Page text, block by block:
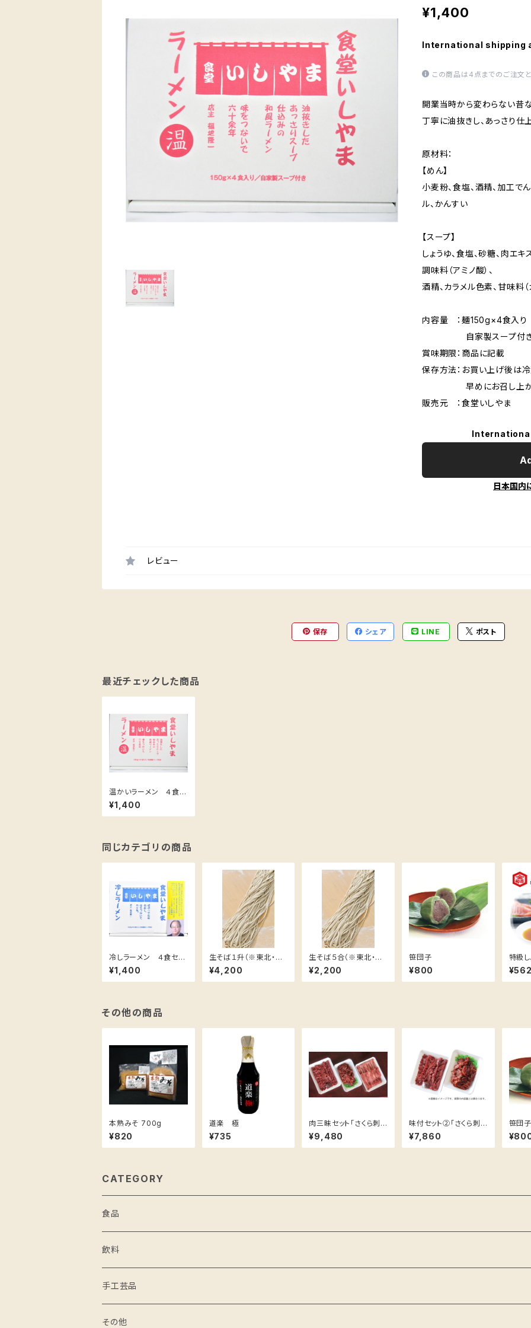
¥1,400
International shipping
この商品は4点までのご注文
開業当時から変わらない昔
丁寧に油抜きし、あっさり仕
原材料：
【めん】
小麦粉、食塩、酒精、加工で
ル、かんすい
【スープ】
しょうゆ、食塩、砂糖、肉エ
調味料（アミノ酸）、
酒精、カラメル色素、甘味料（
内容量 ：麺150g×4食入り
自家製スープ付
賞味期限：商品に記載
保存方法：お買い上げ後は
早めにお召し上がり
販売元 ：食堂いしやま
日本国内
レビュー
保存 シェア LINE ポスト
最近チェックした商品
温かいラーメン ４食セ
ット
¥1,400
同じカテゴリの商品
冷しラーメン ４食セッ
ト
¥1,400
生そば１升（※東北・関
東のみ配送）
¥4,200
生そば５合（※東北・関
東のみ配送）
¥2,200
笹団子
¥800
特級
ル
その他の商品
本熟みそ 700g
¥820
道楽 極
¥735
肉三昧セット「さくら刺
身３００ｇ + 焼肉用さく
らカルビ３００ｇ + 焼肉
用味付さくら肉２５０ｇ」
¥9,480
味付セット②「さくら刺
身３００ｇ + 焼肉用味付
さくら肉２５０ｇ」
¥7,860
笹団
CATEGORY
食品
米
野菜・果物
醸造品
飲料
手工芸品
その他